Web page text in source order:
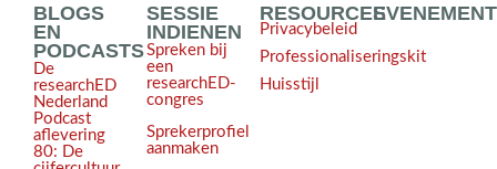
BLOGS
EN
PODCASTS
De
researchED
Nederland
Podcast
aflevering
80: De
SESSIE
INDIENEN
Spreken bij
een
researchED-
congres
Sprekerprofiel
aanmaken
RESOURCES
Privacybeleid
Professionaliseringskit
Huisstijl